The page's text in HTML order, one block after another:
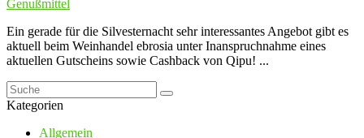
Genußmittel
Ein gerade für die Silvesternacht sehr interessantes Angebot gibt es
aktuell beim Weinhandel ebrosia unter Inanspruchnahme eines
aktuellen Gutscheins sowie Cashback von Qipu! ...
Kategorien
Allgemein